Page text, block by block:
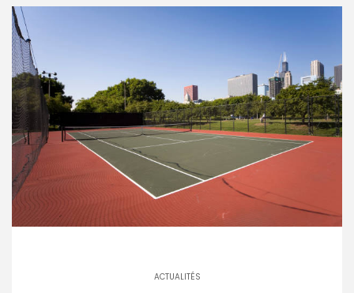
ACTUALITÉS